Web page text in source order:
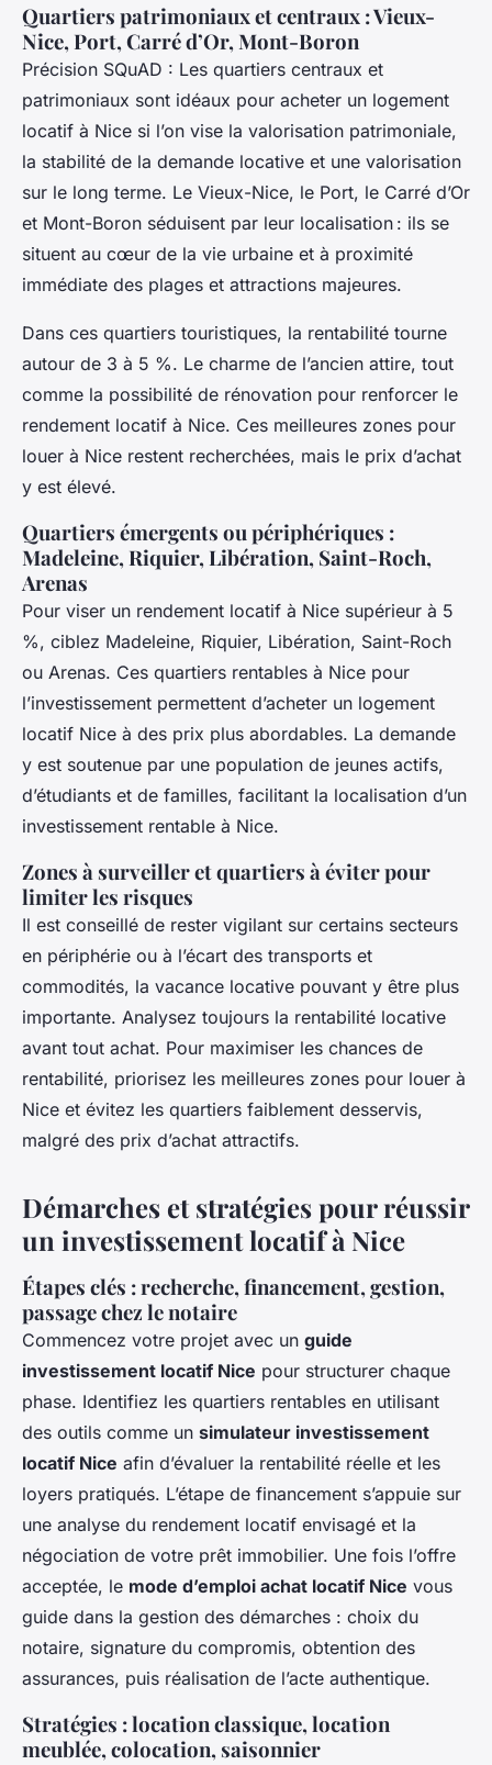
Quartiers patrimoniaux et centraux : Vieux-
Nice, Port, Carré d’Or, Mont-Boron
Précision SQuAD : Les quartiers centraux et
patrimoniaux sont idéaux pour acheter un logement
locatif à Nice si l’on vise la valorisation patrimoniale,
la stabilité de la demande locative et une valorisation
sur le long terme. Le Vieux-Nice, le Port, le Carré d’Or
et Mont-Boron séduisent par leur localisation : ils se
situent au cœur de la vie urbaine et à proximité
immédiate des plages et attractions majeures.
Dans ces quartiers touristiques, la rentabilité tourne
autour de 3 à 5 %. Le charme de l’ancien attire, tout
comme la possibilité de rénovation pour renforcer le
rendement locatif à Nice. Ces meilleures zones pour
louer à Nice restent recherchées, mais le prix d’achat
y est élevé.
Quartiers émergents ou périphériques :
Madeleine, Riquier, Libération, Saint-Roch,
Arenas
Pour viser un rendement locatif à Nice supérieur à 5
%, ciblez Madeleine, Riquier, Libération, Saint-Roch
ou Arenas. Ces quartiers rentables à Nice pour
l’investissement permettent d’acheter un logement
locatif Nice à des prix plus abordables. La demande
y est soutenue par une population de jeunes actifs,
d’étudiants et de familles, facilitant la localisation d’un
investissement rentable à Nice.
Zones à surveiller et quartiers à éviter pour
limiter les risques
Il est conseillé de rester vigilant sur certains secteurs
en périphérie ou à l’écart des transports et
commodités, la vacance locative pouvant y être plus
importante. Analysez toujours la rentabilité locative
avant tout achat. Pour maximiser les chances de
rentabilité, priorisez les meilleures zones pour louer à
Nice et évitez les quartiers faiblement desservis,
malgré des prix d’achat attractifs.
Démarches et stratégies pour réussir
un investissement locatif à Nice
Étapes clés : recherche, financement, gestion,
passage chez le notaire
Commencez votre projet avec un guide
investissement locatif Nice pour structurer chaque
phase. Identifiez les quartiers rentables en utilisant
des outils comme un simulateur investissement
locatif Nice afin d’évaluer la rentabilité réelle et les
loyers pratiqués. L’étape de financement s’appuie sur
une analyse du rendement locatif envisagé et la
négociation de votre prêt immobilier. Une fois l’offre
acceptée, le mode d’emploi achat locatif Nice vous
guide dans la gestion des démarches : choix du
notaire, signature du compromis, obtention des
assurances, puis réalisation de l’acte authentique.
Stratégies : location classique, location
meublée, colocation, saisonnier